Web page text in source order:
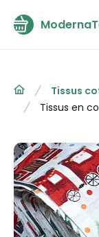
Tissus
Tissus en